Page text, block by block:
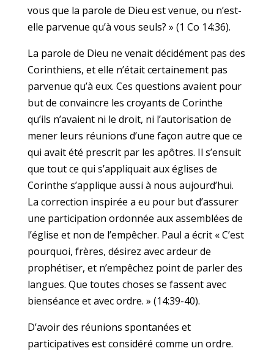
vous que la parole de Dieu est venue, ou n’est-
elle parvenue qu’à vous seuls? » (1 Co 14:36).
La parole de Dieu ne venait décidément pas des
Corinthiens, et elle n’était certainement pas
parvenue qu’à eux. Ces questions avaient pour
but de convaincre les croyants de Corinthe
qu’ils n’avaient ni le droit, ni l’autorisation de
mener leurs réunions d’une façon autre que ce
qui avait été prescrit par les apôtres. Il s’ensuit
que tout ce qui s’appliquait aux églises de
Corinthe s’applique aussi à nous aujourd’hui.
La correction inspirée a eu pour but d’assurer
une participation ordonnée aux assemblées de
l’église et non de l’empêcher. Paul a écrit « C’est
pourquoi, frères, désirez avec ardeur de
prophétiser, et n’empêchez point de parler des
langues. Que toutes choses se fassent avec
bienséance et avec ordre. » (14:39-40).
D’avoir des réunions spontanées et
participatives est considéré comme un ordre.